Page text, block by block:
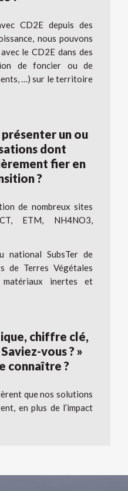
CD2E depuis des
nous pouvons
le CD2E dans des
de foncier ou de
…) sur le territoire
un ou
dont
fier en
?
de nombreux sites
ETM, NH4NO3,
national SubsTer de
de Terres Végétales
inertes et
chiffre clé,
vous ? »
connaître ?
que nos solutions
en plus de l’impact